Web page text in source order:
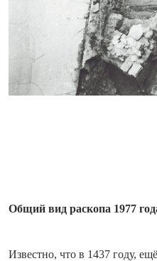
Общий вид раскопа 1977
Известно, что в 1437 году,